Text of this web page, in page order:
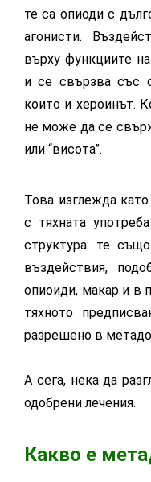
те са опиоди с
агонисти.
върху функциите
и се свързва със
които и хероинът.
не може да се
или “висота”.
Това изглежда
с тяхната
структура: те
въздействия,
опиоиди, макар и в
тяхното
разрешено в
А сега, нека да
одобрени лечения.
Какво е